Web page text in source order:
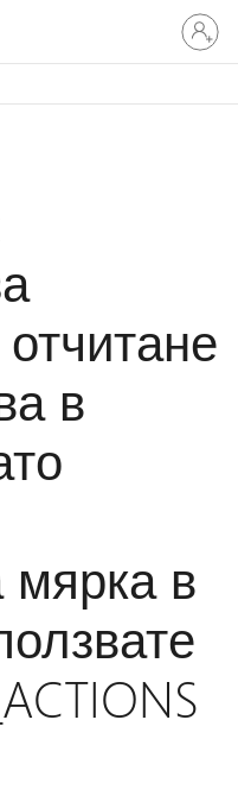
Влезте
във
вашия
в
мярка в